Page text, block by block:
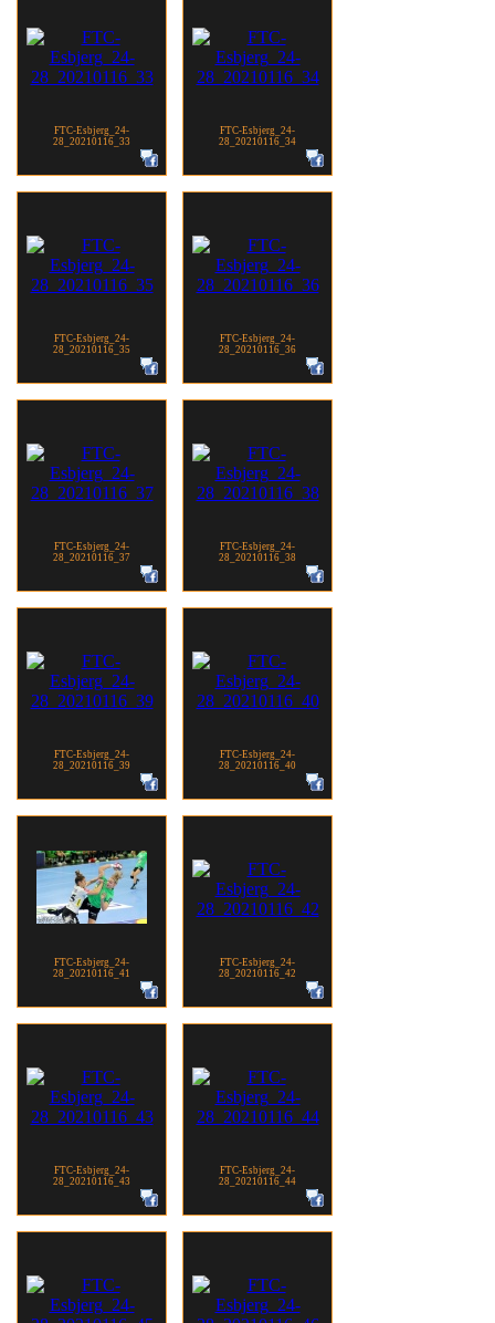
FTC-Esbjerg_24-
28_20210116_33
FTC-Esbjerg_24-
28_20210116_34
FTC-Esbjerg_24-
28_20210116_35
FTC-Esbjerg_24-
28_20210116_36
FTC-Esbjerg_24-
28_20210116_37
FTC-Esbjerg_24-
28_20210116_38
FTC-Esbjerg_24-
28_20210116_39
FTC-Esbjerg_24-
28_20210116_40
FTC-Esbjerg_24-
28_20210116_41
FTC-Esbjerg_24-
28_20210116_42
FTC-Esbjerg_24-
28_20210116_43
FTC-Esbjerg_24-
28_20210116_44